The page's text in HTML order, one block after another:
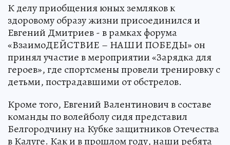
К делу приобщения юных земляков к
здоровому образу жизни присоединился и
Евгений Дмитриев - в рамках форума
«ВзаимоДЕЙСТВИЕ – НАШИ ПОБЕДЫ» он
принял участие в мероприятии «Зарядка для
героев», где спортсмены провели тренировку с
детьми, пострадавшими от обстрелов.
Кроме того, Евгений Валентинович в составе
команды по волейболу сидя представил
Белгородчину на Кубке защитников Отечества
в Калуге. Как и в прошлом году, наши ребята